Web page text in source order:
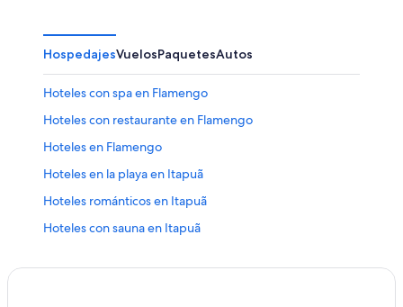
HospedajesVuelosPaquetesAutos
Hoteles con spa en Flamengo
Hoteles con restaurante en Flamengo
Hoteles en Flamengo
Hoteles en la playa en Itapuã
Hoteles románticos en Itapuã
Hoteles con sauna en Itapuã